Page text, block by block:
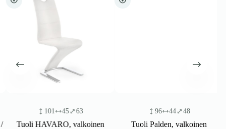
101 45 63
Tuoli HAVARO, valkoinen
96 44 48
Tuoli Palden, valkoinen